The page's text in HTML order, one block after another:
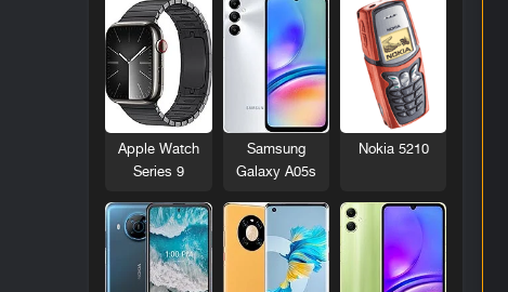
Nokia 5210
Samsung
Galaxy A05s
Apple Watch
Series 9